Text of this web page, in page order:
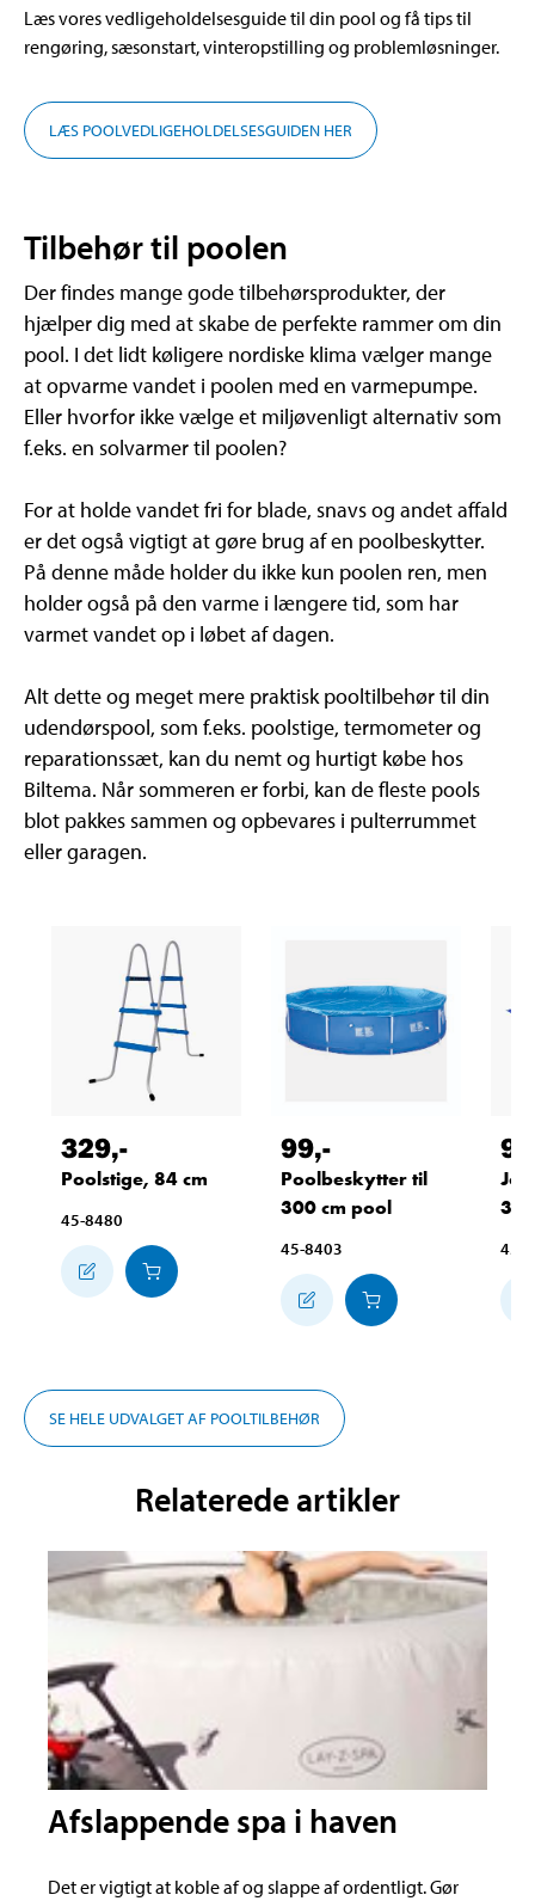
Læs vores vedligeholdelsesguide til din pool og få tips til
rengøring, sæsonstart, vinteropstilling og problemløsninger.
LÆS POOLVEDLIGEHOLDELSESGUIDEN HER
Tilbehør til poolen
Der findes mange gode tilbehørsprodukter, der
hjælper dig med at skabe de perfekte rammer om din
pool. I det lidt køligere nordiske klima vælger mange
at opvarme vandet i poolen med en varmepumpe.
Eller hvorfor ikke vælge et miljøvenligt alternativ som
f.eks. en solvarmer til poolen?
For at holde vandet fri for blade, snavs og andet affald
er det også vigtigt at gøre brug af en poolbeskytter.
På denne måde holder du ikke kun poolen ren, men
holder også på den varme i længere tid, som har
varmet vandet op i løbet af dagen.
Alt dette og meget mere praktisk pooltilbehør til din
udendørspool, som f.eks. poolstige, termometer og
reparationssæt, kan du nemt og hurtigt købe hos
Biltema. Når sommeren er forbi, kan de fleste pools
blot pakkes sammen og opbevares i pulterrummet
eller garagen.
329,-
Poolstige, 84 cm
45-8480
99,-
Poolbeskytter til
300 cm pool
45-8403
99
45-
SE HELE UDVALGET AF POOLTILBEHØR
Relaterede artikler
Afslappende spa i haven
Det er vigtigt at koble af og slappe af ordentligt. Gør